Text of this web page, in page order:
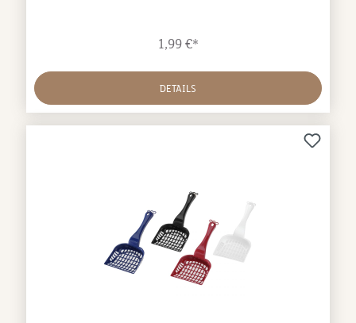
1,99 €*
DETAILS